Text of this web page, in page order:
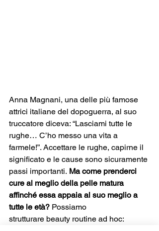
Anna Magnani, una delle più famose
attrici italiane del dopoguerra, al suo
truccatore diceva: “Lasciami tutte le
rughe… C’ho messo una vita a
farmele!”. Accettare le rughe, capirne il
significato e le cause sono sicuramente
passi importanti. Ma come prenderci
cure al meglio della pelle matura
affinché essa appaia al suo meglio a
tutte le età? Possiamo
strutturare beauty routine ad hoc: